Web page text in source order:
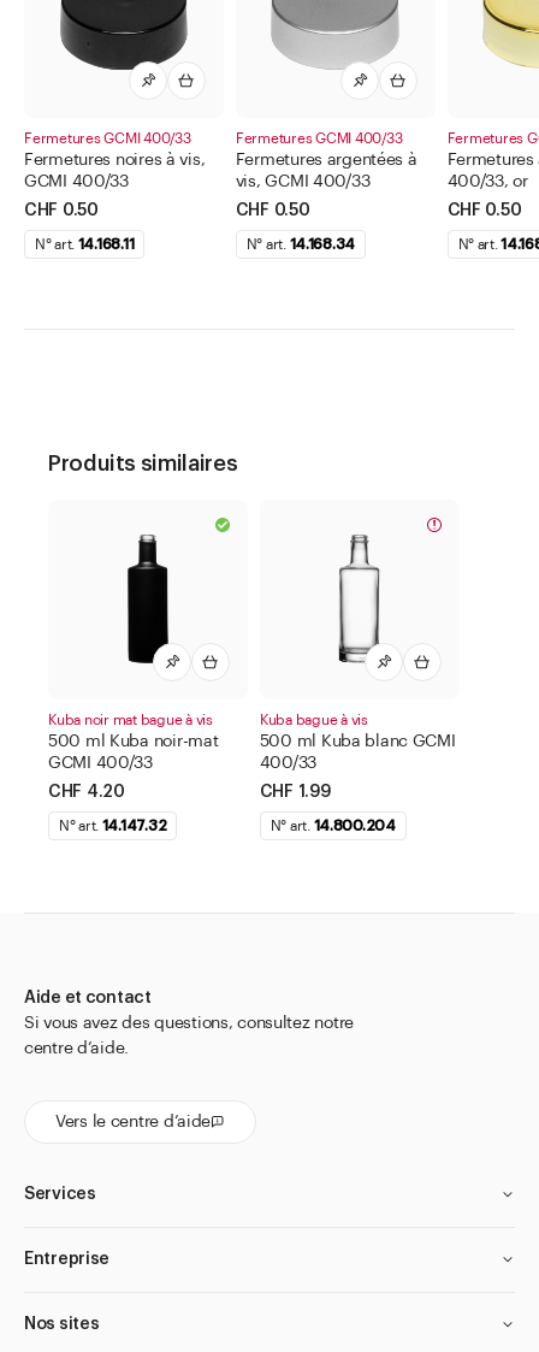
Fermetures GCMI 400/33
Fermetures noires à vis,
GCMI 400/33
CHF 0.50
N° art. 14.168.11
Fermetures GCMI 400/33
Fermetures argentées à
vis, GCMI 400/33
CHF 0.50
N° art. 14.168.34
Fermetures
Fermetures
400/33, or
CHF 0.50
N° art.
Produits similaires
Kuba noir mat bague à vis
500 ml Kuba noir-mat
GCMI 400/33
CHF 4.20
N° art. 14.147.32
Kuba bague à vis
500 ml Kuba blanc GCMI
400/33
CHF 1.99
N° art. 14.800.204
Aide et contact
Si vous avez des questions, consultez notre
centre d’aide.
Vers le centre d’aide
Services
Entreprise
Nos sites